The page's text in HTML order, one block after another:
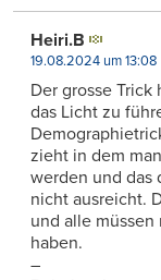
Heiri.B
19.08.2024 um 13:08
Der grosse
das Licht zu
zieht in dem
werden und das
nicht ausreicht.
und alle
haben.
–